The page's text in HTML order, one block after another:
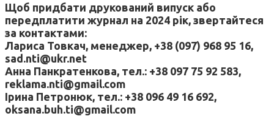
Щоб придбати друкований випуск або
передплатити журнал на 2024 рік, звертайтеся
за контактами:
Лариса Товкач, менеджер, +38 (097) 968 95 16,
sad.nti@ukr.net
Анна Панкратенкова, тел.: +38 097 75 92 583,
reklama.nti@gmail.com
Ірина Петронюк, тел.: +38 096 49 16 692,
oksana.buh.ti@gmail.com